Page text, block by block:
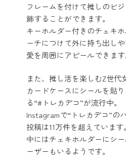
フレームを付けて推しのビ
飾することができます。
キーホルダー付きのチェキ
ーチにつけて外に持ち出し
愛を周囲にアピールできます
また、推し活を楽しむZ世代
カードケースにシールを貼
る“#トレカデコ”が流行中。
Instagramで“トレカデコ”の
投稿は11万件を超えています。
中にはチェキホルダーにシ
ーザーもいるようです。